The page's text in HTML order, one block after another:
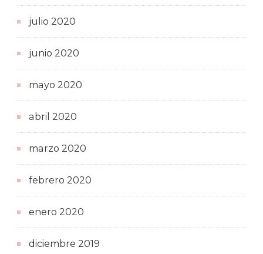
julio 2020
junio 2020
mayo 2020
abril 2020
marzo 2020
febrero 2020
enero 2020
diciembre 2019